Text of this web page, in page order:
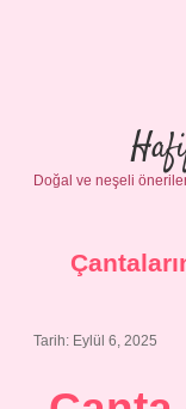
Doğal ve neşeli
Tarih: Eylül 6, 2025